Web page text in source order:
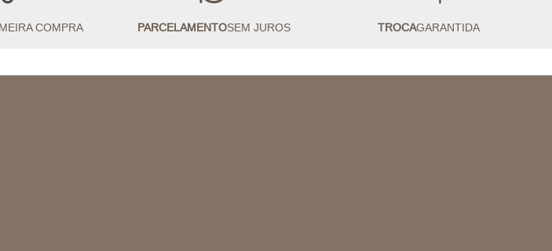
COMPRA PARCELAMENTOSEM JUROS TROCAGARANTIDA